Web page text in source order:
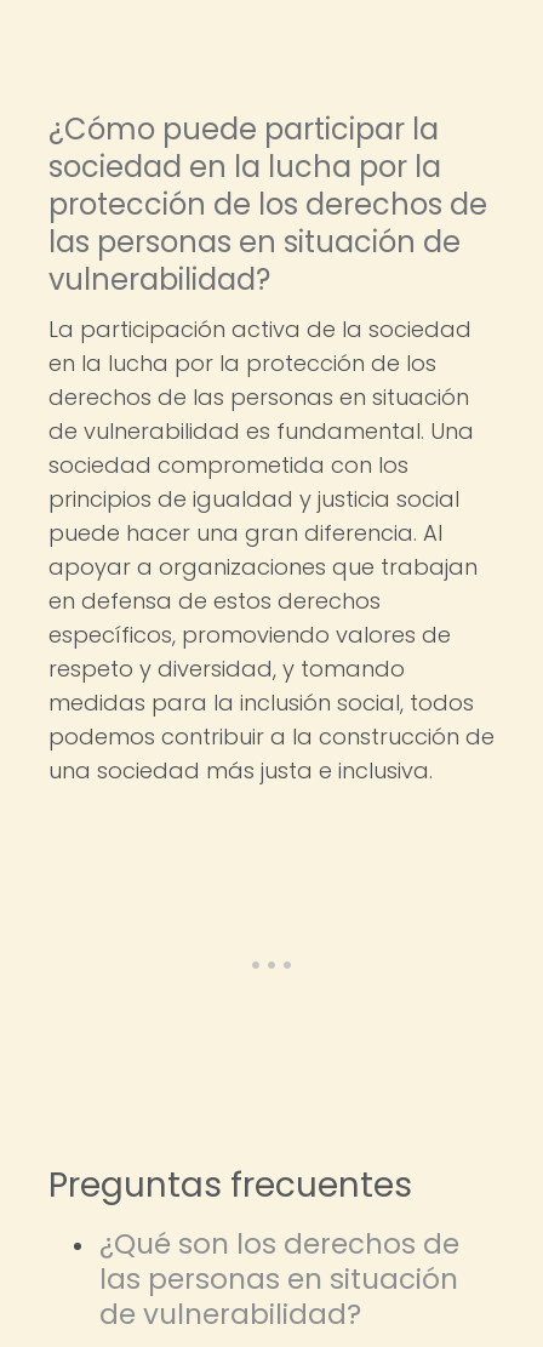
¿Cómo puede participar la
sociedad en la lucha por la
protección de los derechos de
las personas en situación de
vulnerabilidad?
La participación activa de la sociedad
en la lucha por la protección de los
derechos de las personas en situación
de vulnerabilidad es fundamental. Una
sociedad comprometida con los
principios de igualdad y justicia social
puede hacer una gran diferencia. Al
apoyar a organizaciones que trabajan
en defensa de estos derechos
específicos, promoviendo valores de
respeto y diversidad, y tomando
medidas para la inclusión social, todos
podemos contribuir a la construcción de
una sociedad más justa e inclusiva.
Preguntas frecuentes
¿Qué son los derechos de
las personas en situación
de vulnerabilidad?